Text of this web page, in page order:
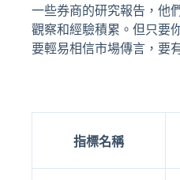
一些券商的研究報告，他
觀察和經驗積累。但只要
要輕易相信市場傳言，要
指標名稱